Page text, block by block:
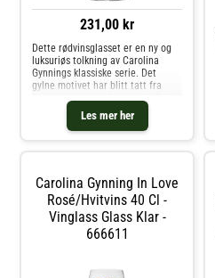
231,00 kr
Les mer her
Dette rødvinsglasset er en ny og
luksuriøs tolkning av Carolina
Gynnings klassiske serie. Det
gylne motivet har blitt tatt fra
gir et eksklusivt preg, og passer
for festlige anledninger som
nyttår eller konfirmasjon. Serien
Royal Design.
Carolina Gynning In Love
Rosé/hvitvins 40 Cl -
Vinglass Glass Klar -
666611